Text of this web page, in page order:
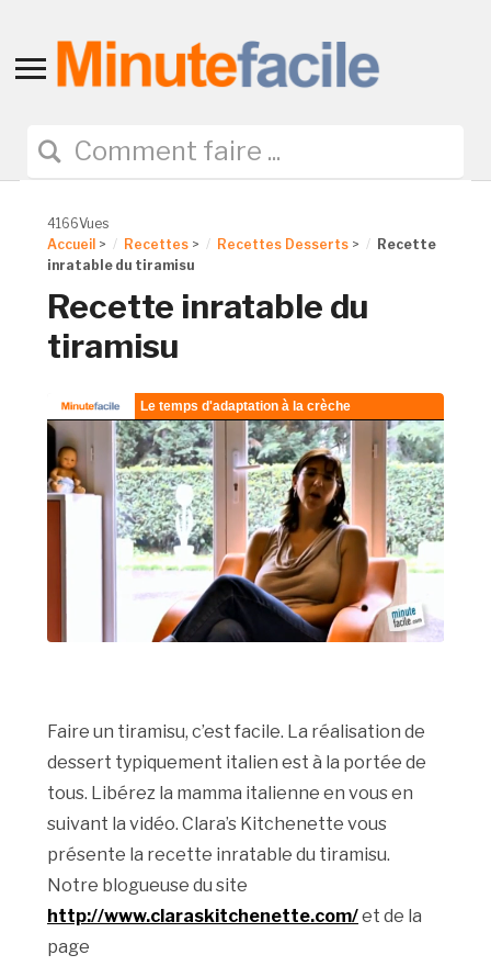
Toggle
navigation
4166Vues
Accueil > Recettes > Recettes Desserts >
Recette
inratable du tiramisu
Recette inratable du
tiramisu
Faire un tiramisu, c’est facile. La réalisation de
dessert typiquement italien est à la portée de
tous. Libérez la mamma italienne en vous en
suivant la vidéo. Clara’s Kitchenette vous
présente la recette inratable du tiramisu.
Notre blogueuse du site
http://www.claraskitchenette.com/et de la
page